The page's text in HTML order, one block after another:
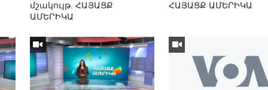
մշակույթ. ՀԱՅԱՑՔ
ԱՄԵՐԻԿԱ
ՀԱՅԱՑՔ ԱՄԵՐԻԿԱ